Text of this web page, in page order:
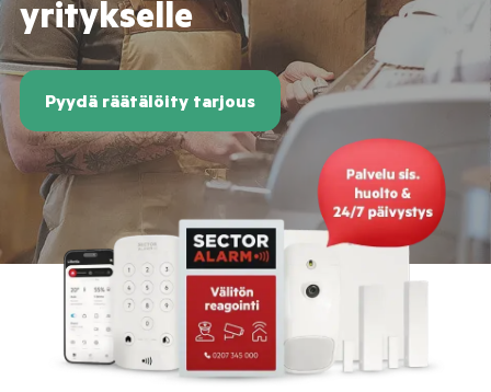
yritykselle
Pyydä räätälöity tarjous